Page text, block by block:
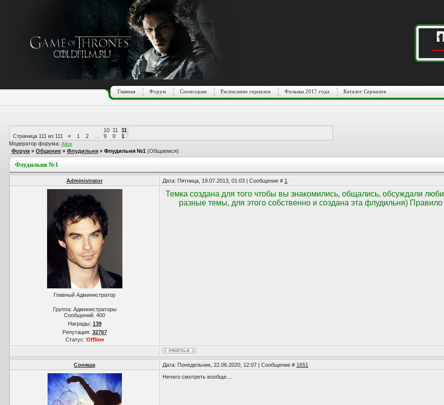
Главная Форум Спонсорам Расписание сериалов Фильмы 2017 года Каталог Сериалов
Страница 111 из 111 « 1 2
10
9
11
0
11
1
Модератор форума: Alice
Форум » Общение » Флудильня » Флудильня №1 (Общаемся)
Флудильня №1
Administrator Дата: Пятница, 19.07.2013, 01:03 | Сообщение # 1
Главный Администратор
Группа: Администраторы
Сообщений: 400
Награды: 139
Репутация: 32767
Статус: Offline
Темка создана для того чтобы вы знакомились, общались, обсуждали
разные темы, для этого собственно и создана эта флудильня)
Соняша Дата: Понедельник, 22.06.2020, 12:07 | Сообщение # 1651
Нечего смотреть вообще....